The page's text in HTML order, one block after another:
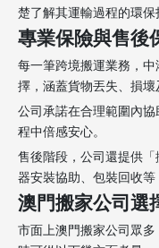
楚了解其運輸過程的環保
專業保險與售後
每一筆跨境搬運業務，
擇，涵蓋貨物丟失、損壞
公司承諾在合理範圍內
程中倍感安心。
售後階段，公司還提供
器安裝協助、包裝回收等
澳門搬家公司選
市面上澳門搬家公司眾